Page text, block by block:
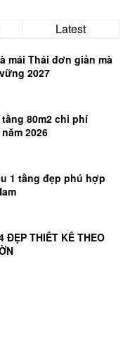
Latest
mái Thái đơn giản mà
2027
80m2 chi phí
2026
1 tầng đẹp phú hợp
ĐẸP THIẾT KẾ THEO